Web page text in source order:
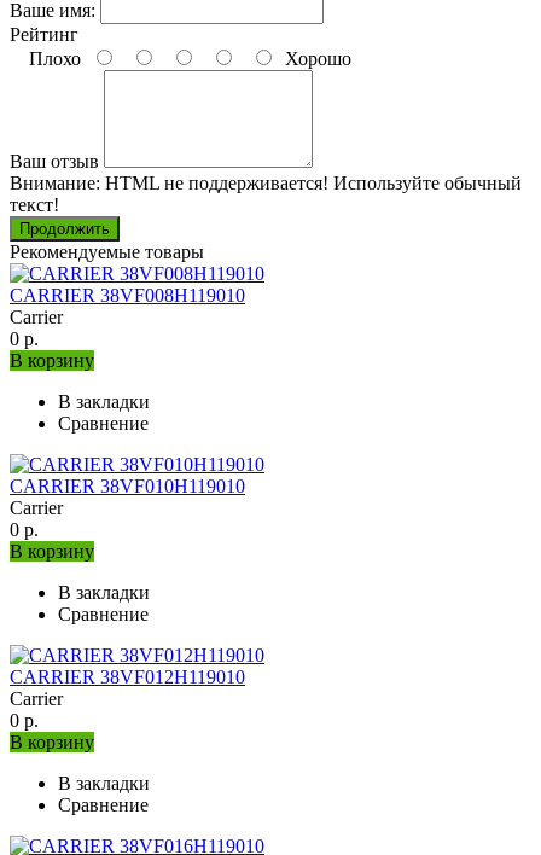
Ваше имя:
Рейтинг
Плохо
Хорошо
Ваш отзыв
Внимание: HTML не поддерживается! Используйте обычный
текст!
Продолжить
Рекомендуемые товары
CARRIER 38VF008H119010
Carrier
0 р.
В корзину
В закладки
Сравнение
CARRIER 38VF010H119010
Carrier
0 р.
В корзину
В закладки
Сравнение
CARRIER 38VF012H119010
Carrier
0 р.
В корзину
В закладки
Сравнение